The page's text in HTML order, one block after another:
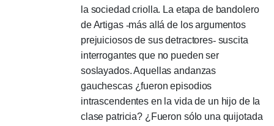
la sociedad criolla. La etapa de bandolero
de Artigas -más allá de los argumentos
prejuiciosos de sus detractores- suscita
interrogantes que no pueden ser
soslayados.Aquellas andanzas
gauchescas ¿fueron episodios
intrascendentes en la vida de un hijo de la
clase patricia? ¿Fueron sólo una quijotada